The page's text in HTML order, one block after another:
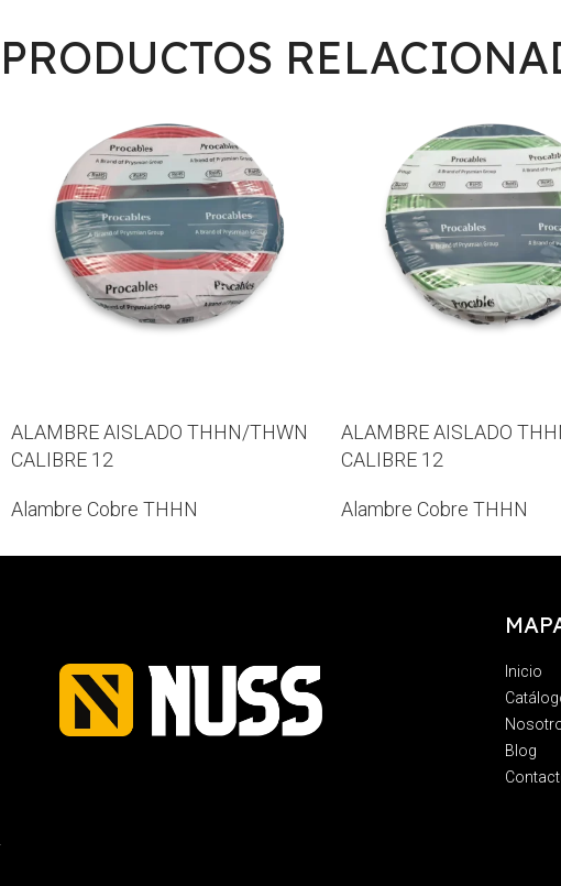
PRODUCTOS
ALAMBRE AISLADO THHN/THWN
CALIBRE 12
Alambre Cobre THHN
ALAMBRE AISLADO
CALIBRE 12
Alambre Cobre THHN
Inicio
Blog